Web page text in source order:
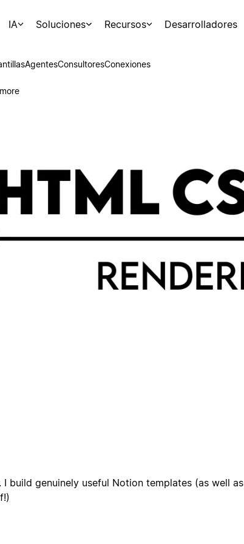
IA Soluciones Recursos Desarrolladores
AgentesConsultoresConexiones
I build genuinely useful Notion templates (as well as